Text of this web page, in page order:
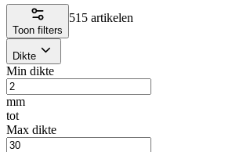
Toon filters
515 artikelen
Dikte
Min dikte
mm
tot
Max dikte